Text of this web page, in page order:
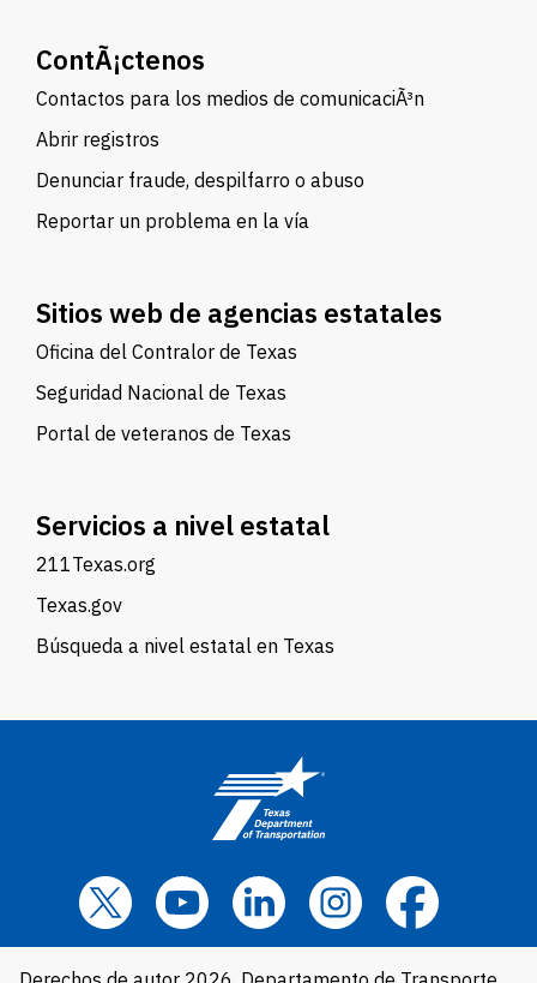
ContÃ¡ctenos
Contactos para los medios de comunicaciÃ³n
Abrir registros
Denunciar fraude, despilfarro o abuso
Reportar un problema en la vía
Sitios web de agencias estatales
Oficina del Contralor de Texas
Seguridad Nacional de Texas
Portal de veteranos de Texas
Servicios a nivel estatal
211Texas.org
Texas.gov
Búsqueda a nivel estatal en Texas